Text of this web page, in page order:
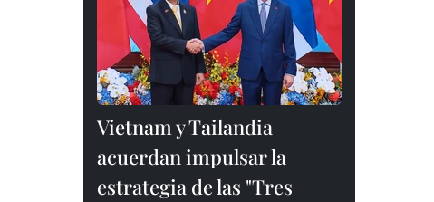
Vietnam y Tailandia
acuerdan impulsar la
estrategia de las "Tres